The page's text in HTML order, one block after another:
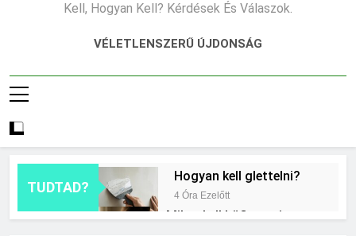
Kell, Hogyan Kell? Kérdések És Válaszok.
VÉLETLENSZERŰ ÚJDONSÁG
TUDTAD?
Hogyan kell glettelni?
4 Óra Ezelőtt
Mikor kell büfiztetni a